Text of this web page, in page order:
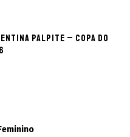
palpite – Copa do